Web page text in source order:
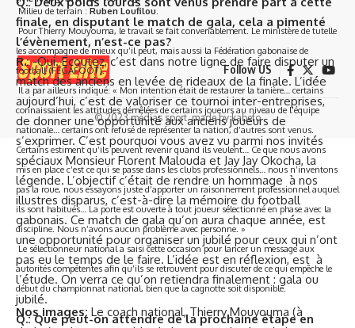
finale, en disputant le match de gala, cela a pimenté
l’évènement, n’est-ce pas?
R.:-Oui. Ecoutez, c’est dans notre ligne de faire disputer un
match des anciens en levée de rideaux de la finale. L’idée
aujourd’hui, c’est de valoriser ce tournoi inter-entreprises,
de donner une opportunité aux anciens joueurs de
s’exprimer. C’est pourquoi vous avez vu parmi nos invités
spéciaux Monsieur Florent Malouda et Jay Jay Okocha, la
légende. L’objectif c’était de rendre un hommage à nos
illustres disparus, c’est-à-dire la mémoire du football
gabonais. Ce match de gala qu’on aura chaque année, est
une opportunité pour organiser un jubilé pour ceux qui n’ont
pas eu le temps de le faire. L’idée est en réflexion, est à
l’étude. On verra ce qu’on retiendra finalement : gala ou
jubilé.
Q.: Que peut-on attendre de la prochaine étape en
Milieu de terrain : Ruben Loufilou.
Pour Thierry Mouyouma, le travail se fait convenablement. Le ministère de tutelle
les accompagne de mieux qu’il peut, mais aussi la Fédération gabonaise de
football (FEGAFOOT).
Il a par ailleurs indiqué: « Mon intention était de restaurer la tanière… certains
connaissaient les attitudes démêlées de certains joueurs au niveau de l’équipe
nationale… certains ont refusé de représenter la nation, d’autres sont venus.
Certains estiment qu’ils peuvent revenir quand ils veulent… Ce que nous avons
mis en place c’est ce qui se passe dans les clubs professionnels… nous n’inventons
pas la roue, nous essayons juste d’apporter un raisonnement professionnel auquel
ils sont habitués… La porte est ouverte à tout joueur sélectionné en phase avec la
discipline. Nous n’avons aucun problème avec personne. »
Le sélectionneur national a saisi cette occasion pour lancer un message aux
autorités compétentes afin qu’ils se retrouvent pour discuter de ce qui empêche le
début du championnat national, bien que la cagnotte soit disponible.
Nos images: Le coach national, Thierry Mouyouma (à
Follow US
© 2023 médias sport. made by kabefo